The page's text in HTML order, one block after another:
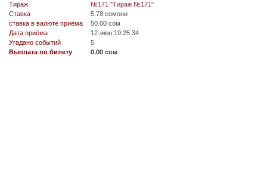
Tираж
№171 "Тираж №171"
Ставка
5.78 сомони
ставка в валюте приёма
50.00 сом
Дата приёма
12-июн 19:25:34
Угадано событий
5
Выплата по билету
0.00 сом